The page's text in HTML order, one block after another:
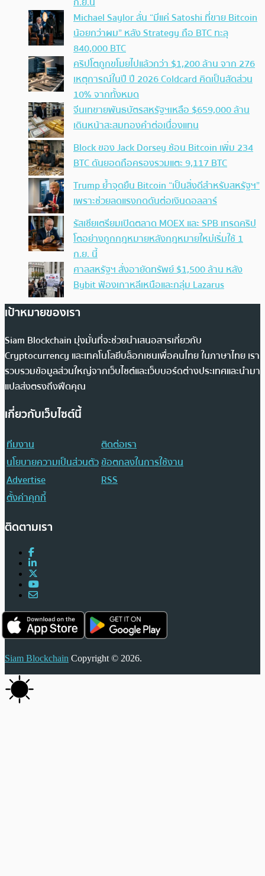
Michael Saylor ลั่น “มีแค่ Satoshi ที่ขาย Bitcoin
น้อยกว่าผม” หลัง Strategy ถือ BTC ทะลุ
840,000 BTC
คริปโตถูกขโมยไปแล้วกว่า $1,200 ล้าน จาก 276
เหตุการณ์ในปี ปี 2026 Coldcard คิดเป็นสัดส่วน
10% จากทั้งหมด
จีนเทขายพันธบัตรสหรัฐฯเหลือ $659,000 ล้าน
เดินหน้าสะสมทองคำต่อเนื่องแทน
Block ของ Jack Dorsey ช้อน Bitcoin เพิ่ม 234
BTC ดันยอดถือครองรวมแตะ 9,117 BTC
Trump ย้ำจุดยืน Bitcoin “เป็นสิ่งดีสำหรับสหรัฐฯ”
เพราะช่วยลดแรงกดดันต่อเงินดอลลาร์
รัสเซียเตรียมเปิดตลาด MOEX และ SPB เทรดคริป
โตอย่างถูกกฎหมายหลังกฎหมายใหม่เริ่มใช้ 1
ก.ย. นี้
ศาลสหรัฐฯ สั่งอายัดทรัพย์ $1,500 ล้าน หลัง
Bybit ฟ้องเกาหลีเหนือและกลุ่ม Lazarus
เป้าหมายของเรา
Siam Blockchain มุ่งมั่นที่จะช่วยนำเสนอสารเกี่ยวกับ
Cryptocurrency และเทคโนโลยีบล็อกเชนเพื่อคนไทย ในภาษาไทย เรา
รวบรวมข้อมูลส่วนใหญ่จากเว็บไซต์และเว็บบอร์ดต่างประเทศและนำมา
แปลส่งตรงถึงฟีดคุณ
เกี่ยวกับเว็บไซต์นี้
ทีมงาน
ติดต่อเรา
นโยบายความเป็นส่วนตัวข้อตกลงในการใช้งาน
Advertise
RSS
ตั้งค่าคุกกี้
ติดตามเรา
Siam Blockchain Copyright © 2026.